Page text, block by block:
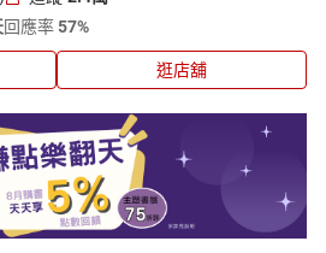
回應率57%
逛店舖